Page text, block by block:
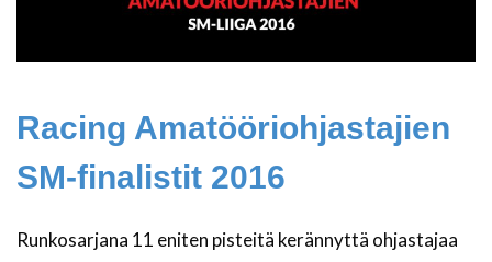
Racing Amatööriohjastajien
SM-finalistit 2016
Runkosarjana 11 eniten pisteitä kerännyttä ohjastajaa